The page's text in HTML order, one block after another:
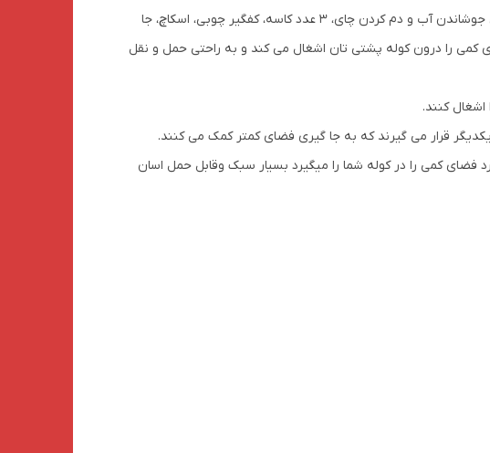
مقاوم دربرابر
ست ظروف کوهنوردی پکینیو مدل SPICE مناسب استفاده 2 نفر طراحی شده و شامل یک قابلمه، ماهیتابه، کتری برای جوشاندن آب و دم کردن چای، 3 عدد کاسه، کفگیر چوبی، اسکاچ، جا
را درون کوله پشتی تان اشغال می کند و به راحتی حمل و نقل
کنند.
قرار می گیرند که به جا گیری فضای کمتر کمک می کنند.
کمی را در کوله شما را میگیرد بسیار سبک وقابل حمل اسان